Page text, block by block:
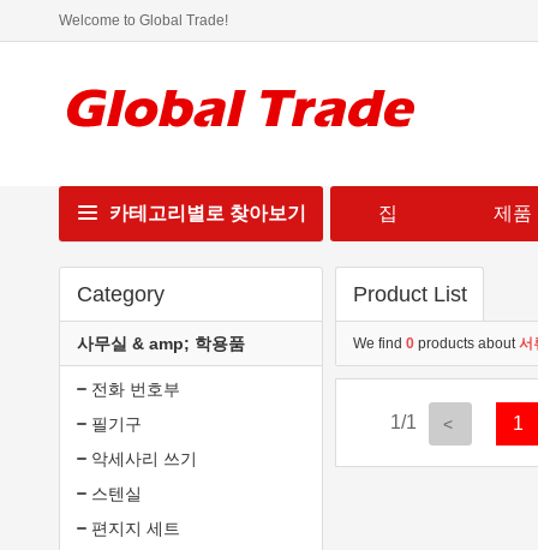
Welcome to Global Trade!
카테고리별로 찾아보기 집 제품
Category
사무실 & amp; 학용품
전화 번호부
필기구
악세사리 쓰기
스텐실
편지지 세트
Product List
We find 0 products about서
1/1 1